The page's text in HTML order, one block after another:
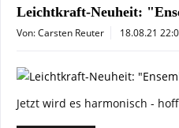
Leichtkraft-Neuheit:
Von: Carsten Reuter 18.08.21
Jetzt wird es harmonisch -